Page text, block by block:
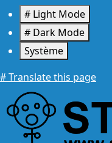
Aller au contenu principal
# Light Mode
# Dark Mode
Système
# Translate this page